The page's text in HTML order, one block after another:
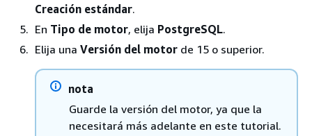
Creación estándar.
En Tipo de motor, elija PostgreSQL.
Elija una Versión del motor de 15 o superior.
nota
Guarde la versión del motor, ya que la
necesitará más adelante en este tutorial.